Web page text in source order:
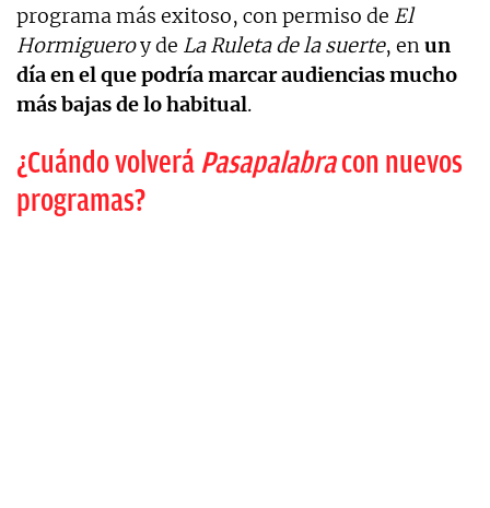
programa más exitoso, con permiso de El
Hormigueroy de La Ruleta de la suerte, en un
día en el que podría marcar audiencias mucho
más bajas de lo habitual.
¿Cuándo volverá Pasapalabracon nuevos
programas?